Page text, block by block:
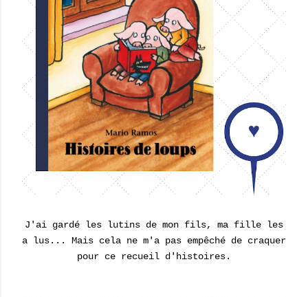
J'ai gardé les lutins de mon fils, ma fille les
a lus... Mais cela ne m'a pas empêché de craquer
pour ce recueil d'histoires.